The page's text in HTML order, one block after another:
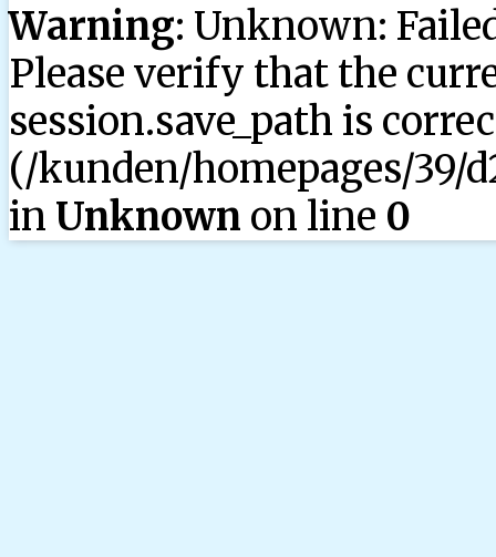
Warning: Unknown:
Please verify that the
session.save_path is
(/kunden/homepages/39/
in Unknown on line 0